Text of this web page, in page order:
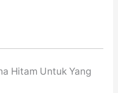
Hitam Untuk Yang